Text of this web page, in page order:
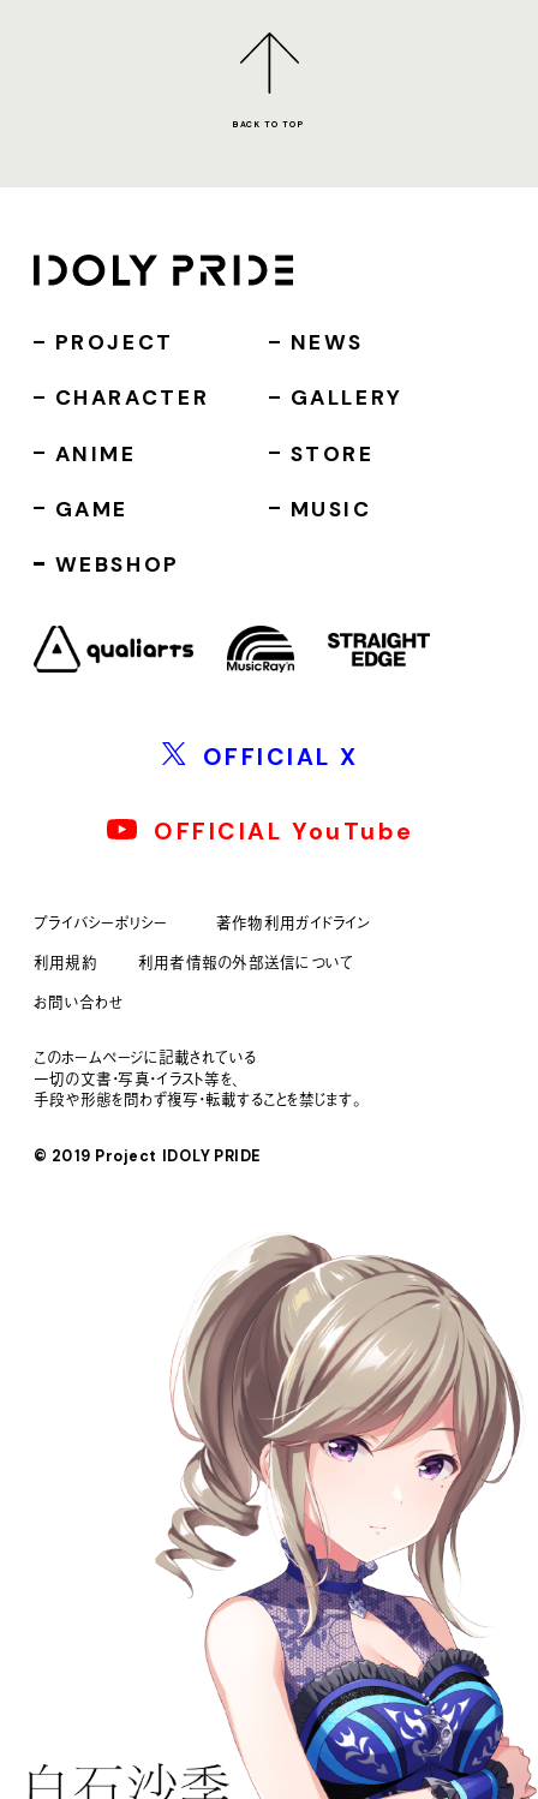
BACK TO TOP
PROJECT
CHARACTER
ANIME
GAME
WEBSHOP
NEWS
GALLERY
STORE
MUSIC
OFFICIAL X
OFFICIAL YouTube
プライバシーポリシー
著作物利用ガイドライン
利用規約
利用者情報の外部送信について
お問い合わせ
このホームページに記載されている
一切の文書・写真・イラスト等を、
手段や形態を問わず複写・転載することを禁じます。
© 2019 Project IDOLY PRIDE